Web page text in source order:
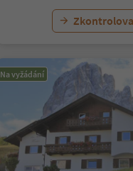
Na vyžádání